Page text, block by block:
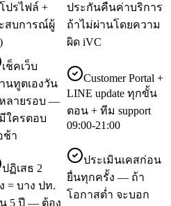
ปรไฟล์ +
สบการณ์ผู้
ประกันคืนค่าบริการ
ถ้าไม่ผ่านโดยความ
ผิด iVC
เช็คเว็บ
นทูตเองวัน
ลายรอบ —
ใครตอบ
ช้า
Customer Portal +
LINE update ทุกขั้น
ตอน + ทีม support
09:00-21:00
ปฏิเสธ 2
= บาง ปท.
5 ปี — ต้อง
ประเมินเคสก่อน
ยื่นทุกครั้ง — ถ้า
โอกาสต่ำ จะบอก